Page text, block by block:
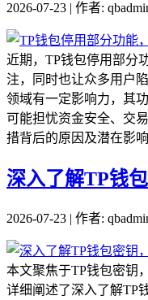
2026-07-23 | 作者:
近期，TP钱包停用部分
注，同时也让众多用户
领域有一定影响力，其
可能担忧资金安全、交
措背后的原因及潜在影
深入了解TP钱
2026-07-23 | 作者:
本文聚焦于TP钱包密钥
详细阐述了深入了解TP